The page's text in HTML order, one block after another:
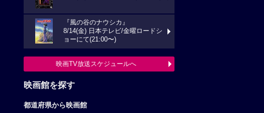
『風の谷のナウシカ』
8/14(金) 日本テレビ/金曜ロードシ
ョーにて(21:00〜)
映画TV放送スケジュールへ
映画館を探す
都道府県から映画館